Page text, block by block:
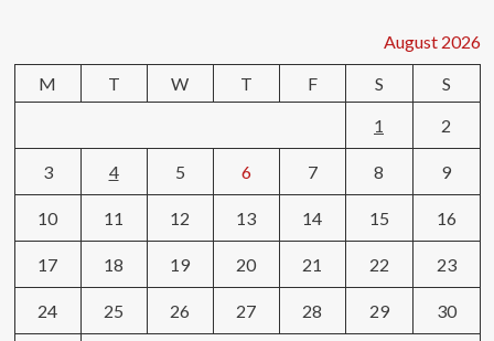
August 2026
M
T W T F S
S
1
2
3 4 5 6 7 8 9
10 11 12 13 14 15 16
17 18 19 20 21 22 23
24 25 26 27 28 29 30